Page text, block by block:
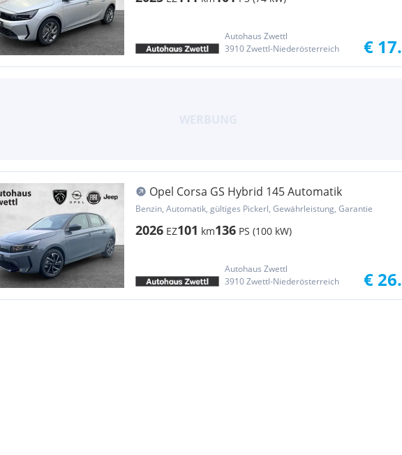
Autohaus Zwettl
3910 Zwettl-Niederösterreich
€
Opel Corsa GS Hybrid 145 Automatik
Benzin, Automatik, gültiges Pickerl, Gewährleistung, Garantie
2026 EZ101 km136 PS (100 kW)
Autohaus Zwettl
3910 Zwettl-Niederösterreich
€